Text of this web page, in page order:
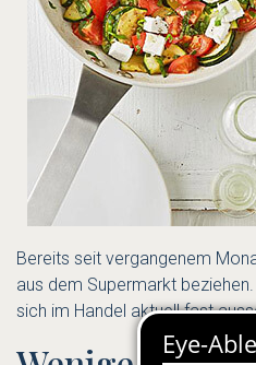
Bereits seit vergangenem
aus dem Supermarkt
sich im Handel aktuell fast